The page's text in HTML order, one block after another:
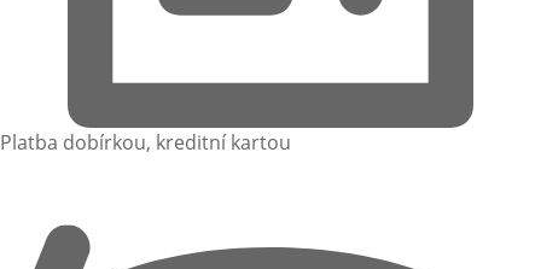
Platba dobírkou, kreditní kartou